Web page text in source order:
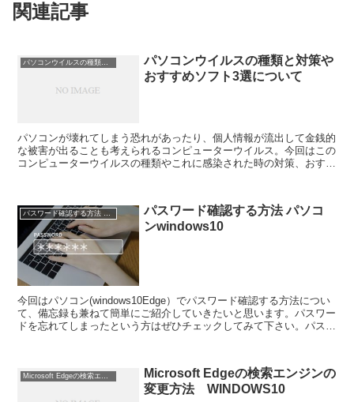
関連記事
パソコンウイルスの種類と対策やおすすめソフトについて
パソコンウイルスの種類と対策や
おすすめソフト3選について
パソコンが壊れてしまう恐れがあったり、個人情報が流出して金銭的
な被害が出ることも考えられるコンピューターウイルス。今回はこの
コンピューターウイルスの種類やこれに感染された時の対策、おすす
パスワード確認する方法 パソコ
ンwindows10
今回はパソコン(windows10Edge）でパスワード確認する方法につい
て、備忘録も兼ねて簡単にご紹介していきたいと思います。パスワー
ドを忘れてしまったという方はぜひチェックしてみて下さい。パスワ
Microsoft Edgeの検索エンジンの変更方法 WINDOWS10
Microsoft Edgeの検索エンジンの
変更方法 WINDOWS10